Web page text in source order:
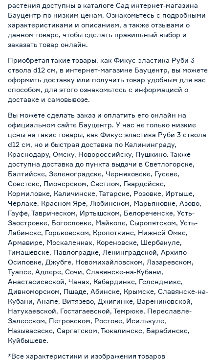
растения доступны в каталоге Сад интернет-магазина
Бауцентр по низким ценам. Ознакомьтесь с подробными
характеристиками и описанием, а также отзывами о
данном товаре, чтобы сделать правильный выбор и
заказать товар онлайн.
Приобретая такие товары, как Фикус эластика Руби 3
ствола d12 см, в интернет-магазине Бауцентр, вы можете
оформить доставку или получить товар удобным для вас
способом, для этого ознакомьтесь с информацией о
доставке и самовывозе.
Вы можете сделать заказ и оплатить его онлайн на
официальном сайте Бауцентр. У нас не только низкие
цены на такие товары, как Фикус эластика Руби 3 ствола
d12 см, но и быстрая доставка по Калининграду,
Краснодару, Омску, Новороссийску, Пушкино. Также
доступна доставка до пункта выдачи в Светлогорске,
Балтийске, Зеленоградске, Черняховске, Гусеве,
Советске, Пионерском, Светлом, Гвардейске,
Кормиловке, Каличинске, Татарске, Розовке, Иртыше,
Черлаке, Красном Яре, Любинском, Марьяновке, Азово,
Гауфе, Таврическом, Иртышском, Белореченске, Усть-
Заостровке, Богословке, Майкопе, Сыропятском, Усть-
Лабинске, Горьковском, Кропоткине, Нижней Омке,
Армавире, Москаленках, Кореновске, Шербакуле,
Тимашевске, Павлоградке, Ленинградской, Архипо-
Осиповке, Джубге, Новомихайловском, Лазаревском,
Туапсе, Адлере, Сочи, Славянске-на-Кубани,
Анастасиевской, Чанах, Кабардинке, Геленджике,
Дивноморском, Пшаде, Абинске, Крымске, Славянске-на-
Кубани, Анапе, Витязево, Джигинке, Варениковской,
Натухаевской, Гостагаевской, Темрюке, Переславле-
Залесском, Петровском, Ростове, Исилькуле,
Называевске, Саргатском, Тюкалинске, Барабинске,
Куйбышеве.
*Все характеристики и изображения товаров